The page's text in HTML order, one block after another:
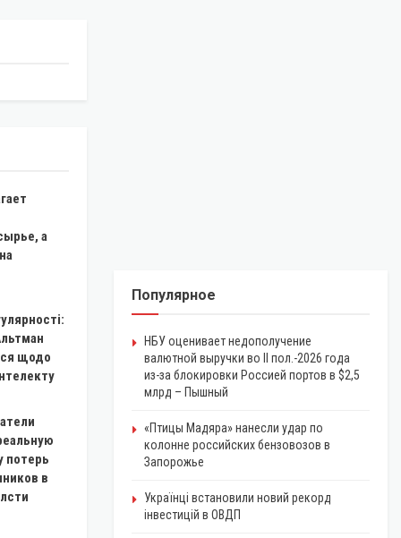
а
щодо
потерь
в
Популярное
НБУ оценивает недополучение
валютной выручки во II пол.-2026 года
из-за блокировки Россией портов в $2,5
млрд – Пышный
«Птицы Мадяра» нанесли удар по
колонне российских бензовозов в
Запорожье
Українці встановили новий рекорд
інвестицій в ОВДП